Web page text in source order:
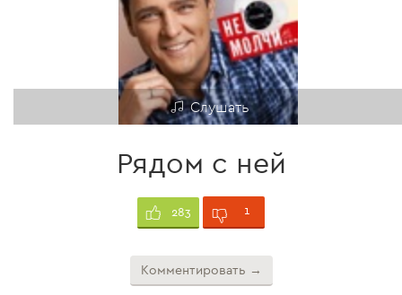
Слушать
Рядом с ней
283 1
Комментировать →